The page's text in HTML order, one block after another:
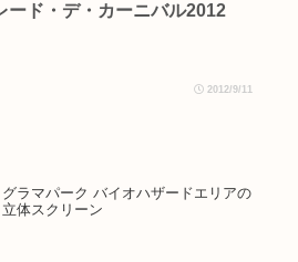
ード・デ・カーニバル2012
2012/9/11
グラマパーク バイオハザードエリアの
立体スクリーン